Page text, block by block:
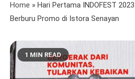
Home » Hari Pertama INDOFEST
Berburu Promo di Istora Senayan
1 MIN READ